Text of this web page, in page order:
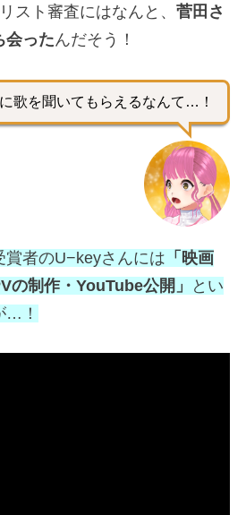
スト審査にはなんと、 菅田さ
会ったんだそう！
歌を聞いてもらえるなんて…！
賞者のU−keyさんには 「映画
の制作・YouTube公開」
とい
…！